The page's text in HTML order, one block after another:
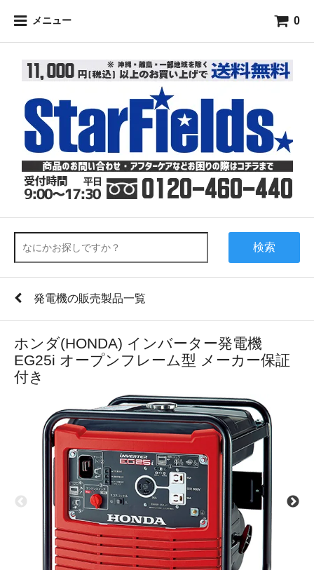
メニュー 0
検索
発電機の販売製品一覧
ホンダ(HONDA) インバーター発電機
EG25i オープンフレーム型 メーカー保証
付き